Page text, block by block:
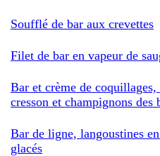
Soufflé de bar aux crevettes
Filet de bar en vapeur de
Bar et crème de
cresson et champignons des
Bar de ligne, langoustines
glacés